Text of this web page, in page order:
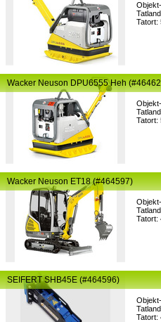
Tatort:
Tatort:
Wacker Neuson DPU6555 Heh
Tatort:
Wacker Neuson ET18 (#464597)
Tatort:
SEIFERT SHB45E (#464596)